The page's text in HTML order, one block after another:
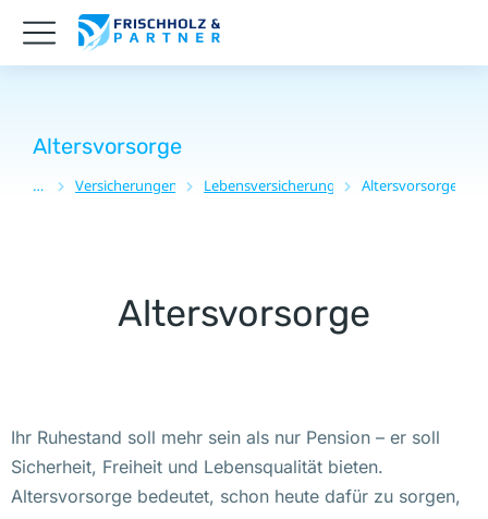
Altersvorsorge
Sie befinden sich hier:
Versicherungen Lebensversicherung Altersvorsorge
Altersvorsorge
Ihr Ruhestand soll mehr sein als nur Pension – er soll
Sicherheit, Freiheit und Lebensqualität bieten.
Altersvorsorge bedeutet, schon heute dafür zu sorgen,